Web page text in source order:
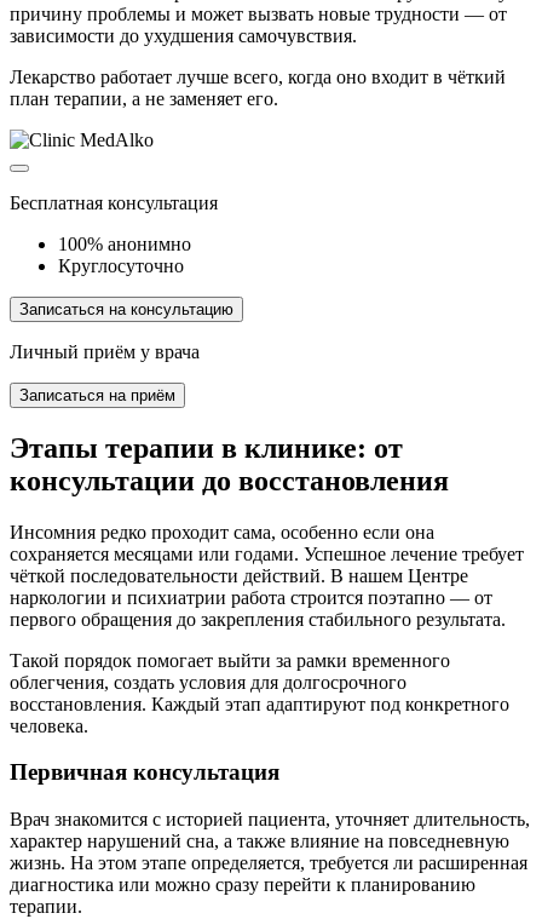
причину проблемы и может вызвать новые трудности — от
зависимости до ухудшения самочувствия.
Лекарство работает лучше всего, когда оно входит в чёткий
план терапии, а не заменяет его.
Бесплатная консультация
100% анонимно
Круглосуточно
Записаться на консультацию
Личный приём у врача
Записаться на приём
Этапы терапии в клинике: от
консультации до восстановления
Инсомния редко проходит сама, особенно если она
сохраняется месяцами или годами. Успешное лечение требует
чёткой последовательности действий. В нашем Центре
наркологии и психиатрии работа строится поэтапно — от
первого обращения до закрепления стабильного результата.
Такой порядок помогает выйти за рамки временного
облегчения, создать условия для долгосрочного
восстановления. Каждый этап адаптируют под конкретного
человека.
Первичная консультация
Врач знакомится с историей пациента, уточняет длительность,
характер нарушений сна, а также влияние на повседневную
жизнь. На этом этапе определяется, требуется ли расширенная
диагностика или можно сразу перейти к планированию
терапии.